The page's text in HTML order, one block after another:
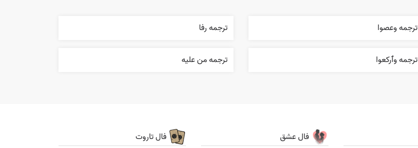
ترجمه وعصوا ترجمه رفا
ترجمه وٱرکعوا ترجمه من عليه
فال عشق فال تاروت